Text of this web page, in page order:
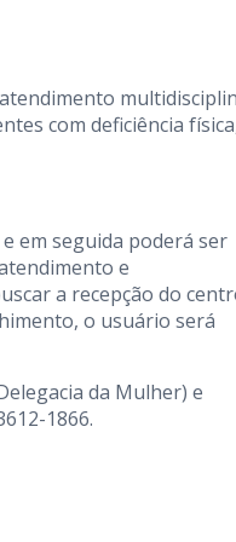
com deficiência
em seguida poderá ser
e
a recepção do
o usuário será
da Mulher) e
1866.